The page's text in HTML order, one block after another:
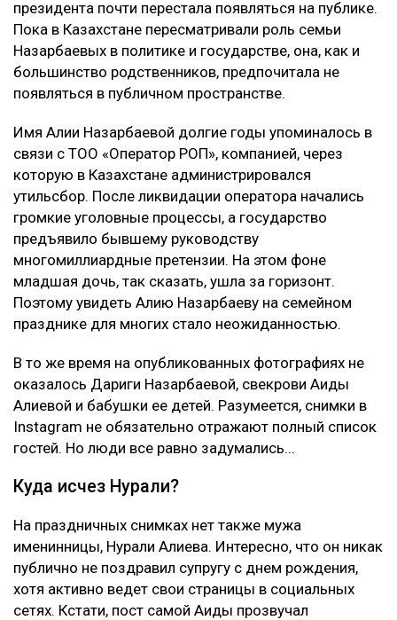
президента почти перестала появляться на публике.
Пока в Казахстане пересматривали роль семьи
Назарбаевых в политике и государстве, она, как и
большинство родственников, предпочитала не
появляться в публичном пространстве.
Имя Алии Назарбаевой долгие годы упоминалось в
связи с ТОО «Оператор РОП», компанией, через
которую в Казахстане администрировался
утильсбор. После ликвидации оператора начались
громкие уголовные процессы, а государство
предъявило бывшему руководству
многомиллиардные претензии. На этом фоне
младшая дочь, так сказать, ушла за горизонт.
Поэтому увидеть Алию Назарбаеву на семейном
празднике для многих стало неожиданностью.
В то же время на опубликованных фотографиях не
оказалось Дариги Назарбаевой, свекрови Аиды
Алиевой и бабушки ее детей. Разумеется, снимки в
Instagram не обязательно отражают полный список
гостей. Но люди все равно задумались...
Куда исчез Нурали?
На праздничных снимках нет также мужа
именинницы, Нурали Алиева. Интересно, что он никак
публично не поздравил супругу с днем рождения,
хотя активно ведет свои страницы в социальных
сетях. Кстати, пост самой Аиды прозвучал